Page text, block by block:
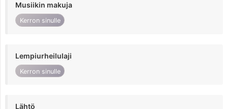
Musiikin makuja
Kerron sinulle
Lempiurheilulaji
Kerron sinulle
Lähtö